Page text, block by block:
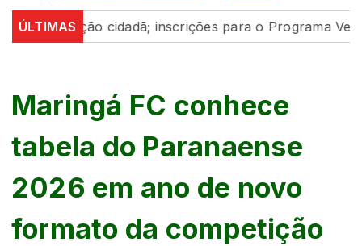
ÚLTIMAScidadã; inscrições para o Programa Vereador
Maringá FC conhece
tabela do Paranaense
2026 em ano de novo
formato da competição